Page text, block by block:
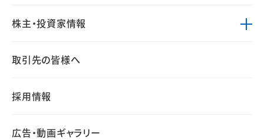
株主・投資家情報
取引先の皆様へ
採用情報
広告・動画ギャラリー